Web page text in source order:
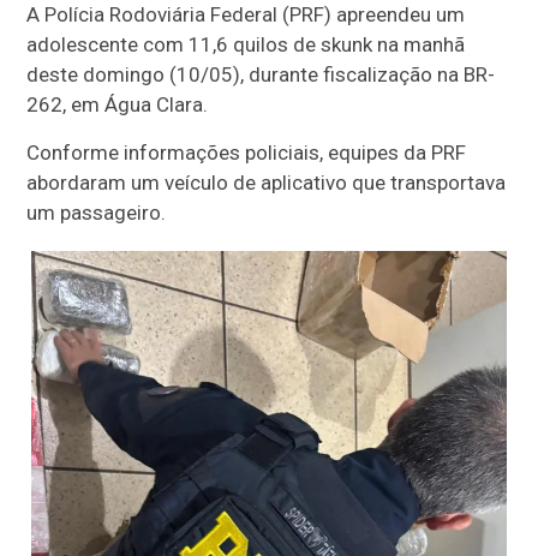
A Polícia Rodoviária Federal (PRF) apreendeu um
adolescente com 11,6 quilos de skunk na manhã
deste domingo (10/05), durante fiscalização na BR-
262, em Água Clara.
Conforme informações policiais, equipes da PRF
abordaram um veículo de aplicativo que transportava
um passageiro.